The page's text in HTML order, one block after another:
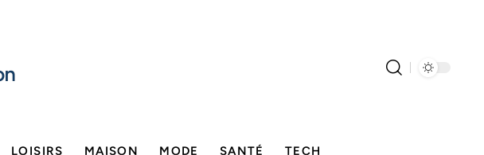
LOISIRS MAISON MODE SANTÉ TECH